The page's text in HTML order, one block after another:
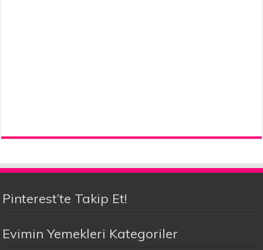
Pinterest’te Takip Et!
Evimin Yemekleri Kategoriler